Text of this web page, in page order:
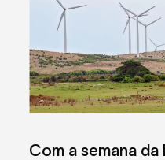
Com a semana